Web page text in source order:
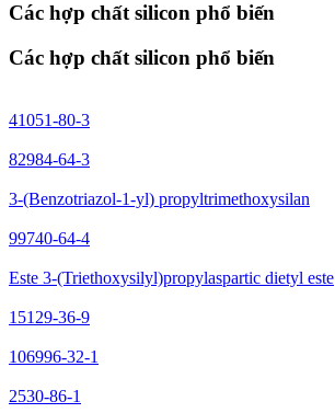
Các hợp chất silicon phổ biến
Các hợp chất silicon phổ biến
41051-80-3
82984-64-3
3-(Benzotriazol-1-yl) propyltrimethoxysilan
99740-64-4
Este 3-(Triethoxysilyl)propylaspartic dietyl este
15129-36-9
106996-32-1
2530-86-1